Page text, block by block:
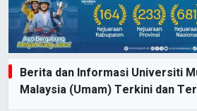
Berita dan Informasi Universiti
Malaysia (Umam) Terkini dan